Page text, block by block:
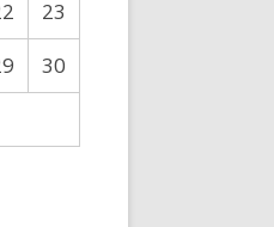
23
30